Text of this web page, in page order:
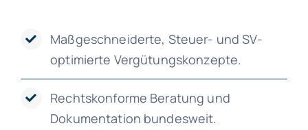
Maßgeschneiderte, Steuer- und SV-
optimierte Vergütungskonzepte.
Rechtskonforme Beratung und
Dokumentation bundesweit.